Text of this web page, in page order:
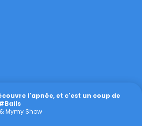
l'apnée, et c'est un coup de
Mymy Show